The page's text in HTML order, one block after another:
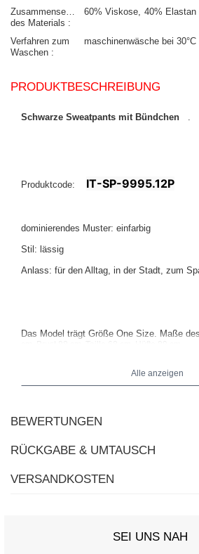
Zusammensetzung
des Materials
60% Viskose 40% Elastan
Verfahren zum
Waschen
maschinenwäsche bei 30°C
PRODUKTBESCHREIBUNG
Schwarze Sweatpants mit Bündchen .
Produktcode: IT-SP-9995.12P
dominierendes Muster: einfarbig
Stil: lässig
Anlass: für den Alltag, in der Stadt, zum
Das Model trägt Größe One Size. Maße
Alle anzeigen
BEWERTUNGEN
RÜCKGABE & UMTAUSCH
VERSANDKOSTEN
SEI UNS NAH